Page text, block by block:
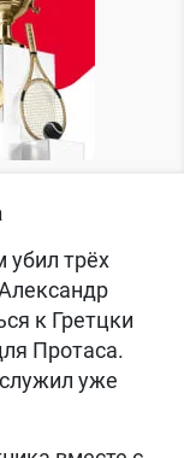
убил трёх
к Гретцки
Протаса.
уже